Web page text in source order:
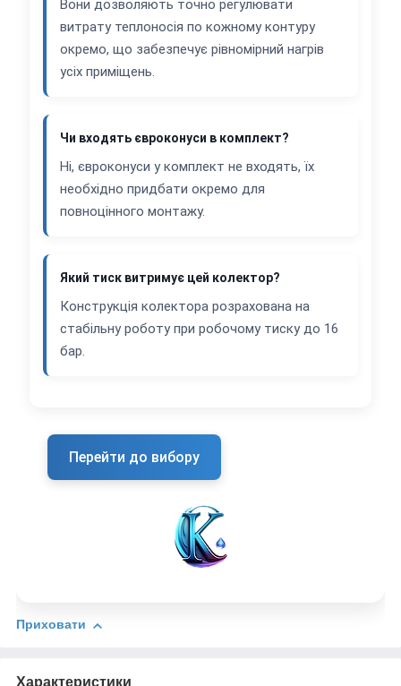
Вони дозволяють точно регулювати
витрату теплоносія по кожному контуру
окремо, що забезпечує рівномірний нагрів
усіх приміщень.
Чи входять євроконуси в комплект?
Ні, євроконуси у комплект не входять, їх
необхідно придбати окремо для
повноцінного монтажу.
Який тиск витримує цей колектор?
Конструкція колектора розрахована на
стабільну роботу при робочому тиску до 16
бар.
Перейти до вибору
Приховати
Характеристики